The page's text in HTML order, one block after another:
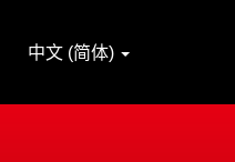
中文 (简体)